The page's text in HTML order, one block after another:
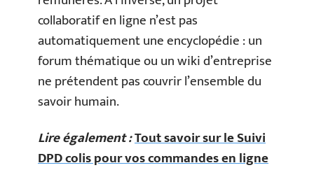
collaboratif en ligne n’est pas
automatiquement une encyclopédie : un
forum thématique ou un wiki d’entreprise
ne prétendent pas couvrir l’ensemble du
savoir humain.
Lire également :Tout savoir sur le Suivi
DPD colis pour vos commandes en ligne